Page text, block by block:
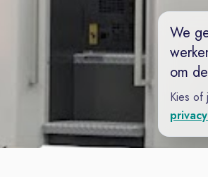
We
om
Kies of